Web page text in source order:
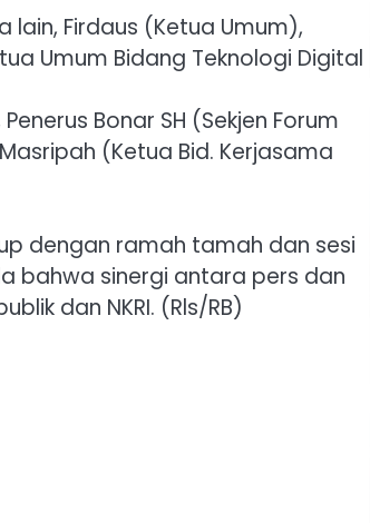
lain, Firdaus (Ketua Umum),
Umum Bidang Teknologi Digital
Bonar SH (Sekjen Forum
Masripah (Ketua Bid. Kerjasama
dengan ramah tamah dan sesi
bahwa sinergi antara pers dan
dan NKRI. (Rls/RB)